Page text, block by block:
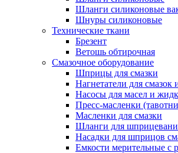
Шланги силиконовые
Шнуры силиконовые
Технические ткани
Брезент
Ветошь обтирочная
Смазочное оборудование
Шприцы для смазки
Нагнетатели для смазок
Насосы для масел и
Пресс-масленки
Масленки для смазки
Шланги для
Насадки для шприцов
Емкости мерительные с